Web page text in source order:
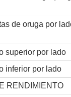
de oruga por
superior por lado
inferior por lado
RENDIMIENTO